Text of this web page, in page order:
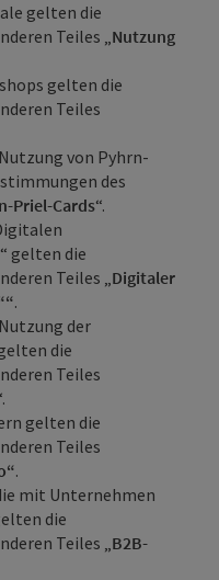
gelten die
Teiles „Nutzung
gelten die
Teiles
von Pyhrn-
des
Priel-Cards“.
gelten die
Teiles „Digitaler
.
der
die
Teiles
gelten die
Teiles
.
mit Unternehmen
die
Teiles „B2B-